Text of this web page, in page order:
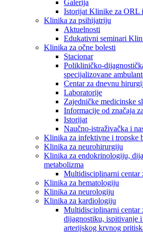
Galerija
Istorijat Klinike za ORL
Klinika za psihijatriju
Aktuelnosti
Edukativni seminari
Klinika za očne bolesti
Stacionar
Polikliničko-
specijalizovane
Centar za dnevnu
Laboratorije
Zajedničke medicinske
Informacije od značaja
Istorijat
Naučno-istraživačka i
Klinika za infektivne i tropske
Klinika za neurohirurgiju
Klinika za endokrinologiju,
metabolizma
Multidisciplinarni centar
Klinika za hematologiju
Klinika za neurologiju
Klinika za kardiologiju
Multidisciplinarni centar
dijagnostiku, ispitivanje i
arterijskog krvnog